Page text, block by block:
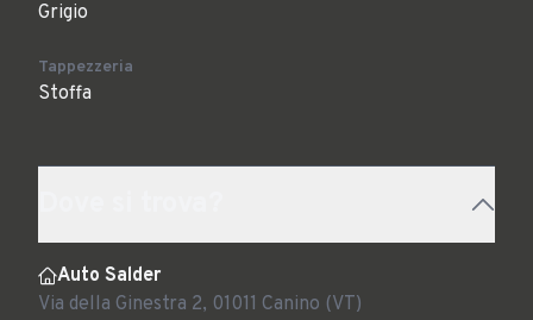
Grigio
Tappezzeria
Stoffa
Auto Salder
Via della Ginestra 2, 01011 Canino (VT)